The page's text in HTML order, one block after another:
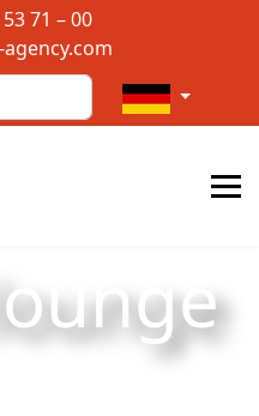
71 – 00
Sprache